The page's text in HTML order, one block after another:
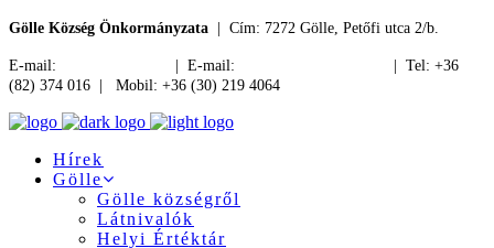
Gölle Község Önkormányzata | Cím: 7272 Gölle, Petőfi utca 2/b.
E-mail: | E-mail:
| Tel: +36
(82) 374 016 | Mobil: +36 (30) 219 4064
Hírek
Gölle
Gölle községről
Látnivalók
Helyi Értéktár